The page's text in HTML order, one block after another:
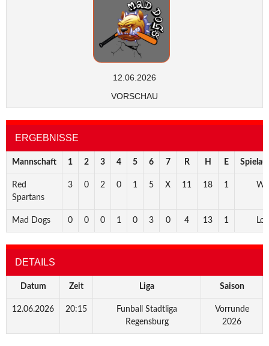
12.06.2026
VORSCHAU
ERGEBNISSE
Mannschaft 1 2 3 4 5 6 7 R H E
Red
Spartans
3 0 2 0 1 5 X 11 18 1
Mad Dogs 0 0 0 1 0 3 0 4 13 1
DETAILS
Datum Zeit Liga Saison
12.06.2026 20:15
Funball Stadtliga
Regensburg
Vorrunde
2026